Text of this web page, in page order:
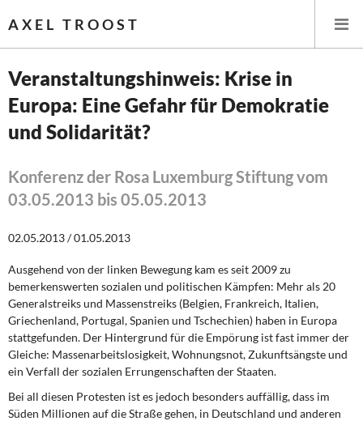
AXEL TROOST
Startseite
Leitlinien linker Wirtschafts- und Finanzpolitik
Öffentliche Infrastruktur und Daseinsvorsorge
Eurokrise und Griechenland
DIE LINKE
Weitere Themen
Veranstaltungshinweis: Krise in
Europa: Eine Gefahr für Demokratie
und Solidarität?
Konferenz der Rosa Luxemburg Stiftung vom
03.05.2013 bis 05.05.2013
02.05.2013 / 01.05.2013
Ausgehend von der linken Bewegung kam es seit 2009 zu
bemerkenswerten sozialen und politischen Kämpfen: Mehr als 20
Generalstreiks und Massenstreiks (Belgien, Frankreich, Italien,
Griechenland, Portugal, Spanien und Tschechien) haben in Europa
stattgefunden. Der Hintergrund für die Empörung ist fast immer der
Gleiche: Massenarbeitslosigkeit, Wohnungsnot, Zukunftsängste und
ein Verfall der sozialen Errungenschaften der Staaten.
Bei all diesen Protesten ist es jedoch besonders auffällig, dass im
Süden Millionen auf die Straße gehen, in Deutschland und anderen